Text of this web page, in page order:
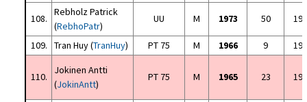
108.
Rebholz Patrick
(RebhoPatr)
UU M 1973 50
109. Tran Huy (TranHuy) PT 75 M 1966 9
110.
Jokinen Antti
(JokinAntt)
PT 75 M 1965 23